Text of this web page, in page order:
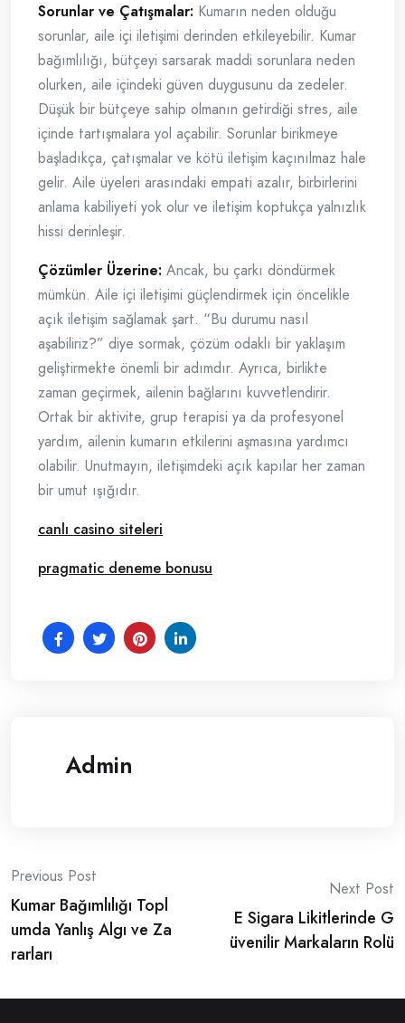
Sorunlar ve Çatışmalar: Kumarın neden olduğu
sorunlar, aile içi iletişimi derinden etkileyebilir. Kumar
bağımlılığı, bütçeyi sarsarak maddi sorunlara neden
olurken, aile içindeki güven duygusunu da zedeler.
Düşük bir bütçeye sahip olmanın getirdiği stres, aile
içinde tartışmalara yol açabilir. Sorunlar birikmeye
başladıkça, çatışmalar ve kötü iletişim kaçınılmaz hale
gelir. Aile üyeleri arasındaki empati azalır, birbirlerini
anlama kabiliyeti yok olur ve iletişim koptukça yalnızlık
hissi derinleşir.
Çözümler Üzerine: Ancak, bu çarkı döndürmek
mümkün. Aile içi iletişimi güçlendirmek için öncelikle
açık iletişim sağlamak şart. “Bu durumu nasıl
aşabiliriz?” diye sormak, çözüm odaklı bir yaklaşım
geliştirmekte önemli bir adımdır. Ayrıca, birlikte
zaman geçirmek, ailenin bağlarını kuvvetlendirir.
Ortak bir aktivite, grup terapisi ya da profesyonel
yardım, ailenin kumarın etkilerini aşmasına yardımcı
olabilir. Unutmayın, iletişimdeki açık kapılar her zaman
bir umut ışığıdır.
canlı casino siteleri
pragmatic deneme bonusu
Admin
Post
navigation
Previous Post
Kumar Bağımlılığı Topl
umda Yanlış Algı ve Za
rarları
Next Post
E Sigara Likitlerinde G
üvenilir Markaların Rolü